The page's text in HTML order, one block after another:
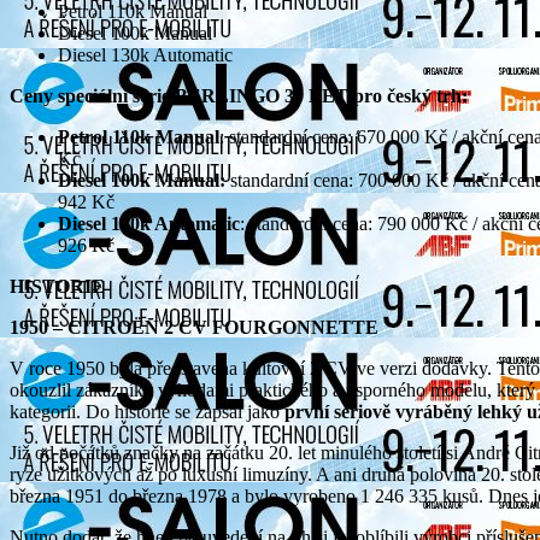
Petrol 110k Manual
Diesel 100k Manual
Diesel 130k Automatic
Ceny speciální série BERLINGO 30 LET pro český trh:
Petrol 110kManual: standardní cena: 670 000 Kč / akční
Kč
Diesel 100kManual:standardní cena: 700 000 Kč / akční
942 Kč
Diesel 130kAutomatic: standardní cena: 790 000 Kč / akční
926 Kč
HISTORIE
1950 – CITROËN 2 CV FOURGONNETTE
V roce 1950 byla představena kultovní 2 CV ve verzi dodávky.
okouzlil zákazníky výhodami praktického a úsporného modelu,
kategorii. Do historie se zapsal jakoprvní sériově vyráběný lehký
Již od počátků značky na začátku 20. let minulého století si André
ryze užitkových až po luxusní limuzíny. A ani druhá polovina 20.
března 1951 do března 1978 a bylo vyrobeno 1 246 335 kusů.